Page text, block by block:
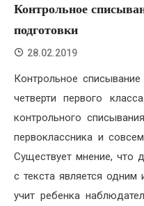
Контрольное
подготовки
28.02.2019
Контрольное
четверти первого
контрольного
первоклассника и
Существует мнение, что
с текста является
учит ребенка